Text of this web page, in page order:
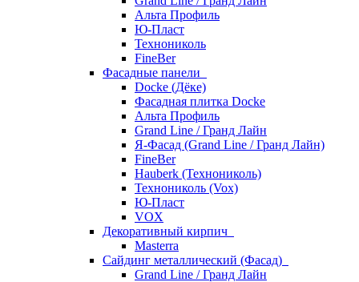
Альта Профиль
Ю-Пласт
Технониколь
FineBer
Фасадные панели
Docke (Дёке)
Фасадная плитка Docke
Альта Профиль
Grand Line / Гранд Лайн
Я-Фасад (Grand Line / Гранд Лайн)
FineBer
Hauberk (Технониколь)
Технониколь (Vox)
Ю-Пласт
VOX
Декоративный кирпич
Masterra
Сайдинг металлический (Фасад)
Grand Line / Гранд Лайн